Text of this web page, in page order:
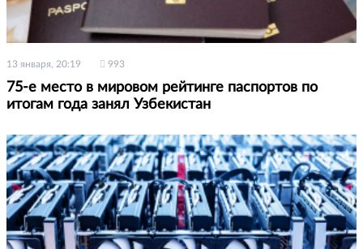
13 января, 20:19 993
75-е место в мировом рейтинге паспортов по
итогам года занял Узбекистан